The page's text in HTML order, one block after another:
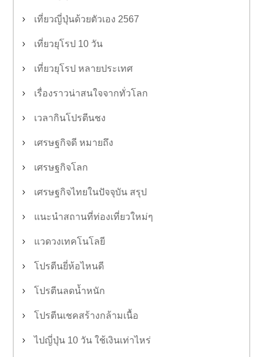
เที่ยวญี่ปุ่นด้วยตัวเอง 2567
เที่ยวยุโรป 10 วัน
เที่ยวยุโรป หลายประเทศ
เรื่องราวน่าสนใจจากทั่วโลก
เวลากินโปรตีนชง
เศรษฐกิจดี หมายถึง
เศรษฐกิจโลก
เศรษฐกิจไทยในปัจจุบัน สรุป
แนะนำสถานที่ท่องเที่ยวใหม่ๆ
แวดวงเทคโนโลยี
โปรตีนยี่ห้อไหนดี
โปรตีนลดน้ำหนัก
โปรตีนเชคสร้างกล้ามเนื้อ
ไปญี่ปุ่น 10 วัน ใช้เงินเท่าไหร่